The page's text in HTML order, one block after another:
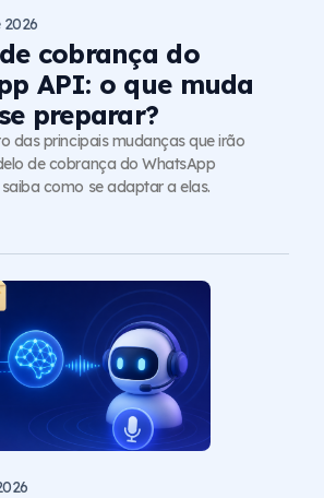
cobrança do
API: o que muda
preparar?
das principais mudanças que irão
de cobrança do WhatsApp
como se adaptar a elas.